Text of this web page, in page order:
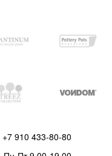
+7 910 433-80-80